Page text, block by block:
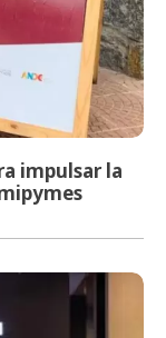
impulsar la